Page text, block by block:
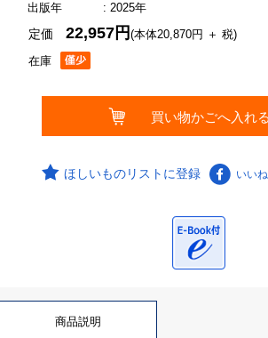
出版年
: 2025年
在庫
定価22,957円(本体20,870円 ＋ 税)
ほしいものリストに登録 いいね
商品説明